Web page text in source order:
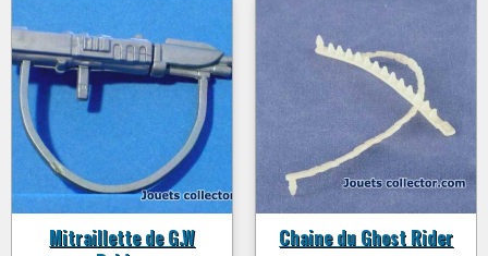
Mitraillette de G.W
Chaine du Ghost Rider